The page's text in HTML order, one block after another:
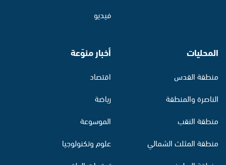
فيديو
المحليات
منطقة القدس
الناصرة والمنطقة
منطقة النقب
منطقة المثلث الشمالي
أخبار منوّعة
اقتصاد
رياضة
الموسوعة
علوم وتكنولوجيا